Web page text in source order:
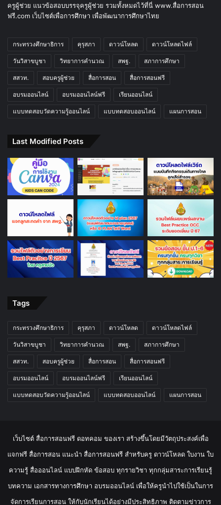
ครูผู้ช่วย แนวข้อสอบบรรจุครูผู้ช่วย รวมทั้งหมดไว้ที่นี่ www.สื่อการสอน
ฟรี.com เว็บไซต์เพื่อการศึกษา เพื่อพัฒนาการศึกษาไทย
กระทรวงศึกษาธิการ คุรุสภา ดาวน์โหลด ดาวน์โหลดไฟล์
วันวิสาขบูชา วิทยาการคำนวณ สพฐ. สภาการศึกษา
สสวท. สอบครูผู้ช่วย สื่อการสอน สื่อการสอนฟรี
อบรมออนไลน์ อบรมออนไลน์ฟรี เรียนออนไลน์
แบบทดสอบวัดความรู้ออนไลน์ แบบทดสอบออนไลน์ แผนการสอน
Last Modified Posts
Tags
กระทรวงศึกษาธิการ คุรุสภา ดาวน์โหลด ดาวน์โหลดไฟล์
วันวิสาขบูชา วิทยาการคำนวณ สพฐ. สภาการศึกษา
สสวท. สอบครูผู้ช่วย สื่อการสอน สื่อการสอนฟรี
อบรมออนไลน์ อบรมออนไลน์ฟรี เรียนออนไลน์
แบบทดสอบวัดความรู้ออนไลน์ แบบทดสอบออนไลน์ แผนการสอน
เว็บไซต์ สื่อการสอนฟรี ดอทคอม ของเรา สร้างขึ้นโดยมีวัตถุประสงค์เพื่อ
แจกฟรี สื่อการสอน แนะนำ สื่อการสอนฟรี สำหรับครู ดาวน์โหลด ใบงาน ใบ
ความรู้ สื่อออนไลน์ แบบฝึกหัด ข้อสอบ ทุกรายวิชา ทุกกลุ่มสาระการเรียนรู้
บทความ เอกสารทางการศึกษา อบรมออนไลน์ เพื่อให้ครูนำไปใช้เป็นในการ
จัดการเรียนการสอน ให้กับนักเรียนได้อย่างมีประสิทธิภาพ ติดตามข่าวการ